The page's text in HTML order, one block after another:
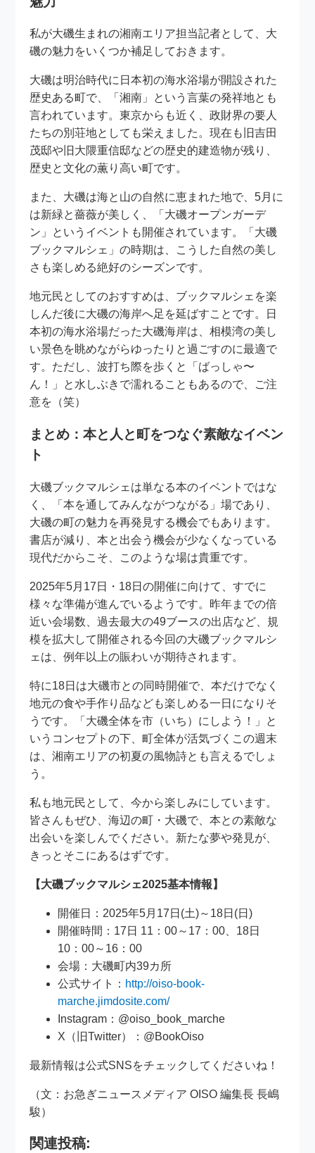
私が大磯生まれの湘南エリア担当記者として、大
磯の魅力をいくつか補足しておきます。
大磯は明治時代に日本初の海水浴場が開設された
歴史ある町で、「湘南」という言葉の発祥地とも
言われています。東京からも近く、政財界の要人
たちの別荘地としても栄えました。現在も旧吉田
茂邸や旧大隈重信邸などの歴史的建造物が残り、
歴史と文化の薫り高い町です。
また、大磯は海と山の自然に恵まれた地で、5月に
は新緑と薔薇が美しく、「大磯オープンガーデ
ン」というイベントも開催されています。「大磯
ブックマルシェ」の時期は、こうした自然の美し
さも楽しめる絶好のシーズンです。
地元民としてのおすすめは、ブックマルシェを楽
しんだ後に大磯の海岸へ足を延ばすことです。日
本初の海水浴場だった大磯海岸は、相模湾の美し
い景色を眺めながらゆったりと過ごすのに最適で
す。ただし、波打ち際を歩くと「ばっしゃ〜
ん！」と水しぶきで濡れることもあるので、ご注
意を（笑）
まとめ：本と人と町をつなぐ素敵なイベン
ト
大磯ブックマルシェは単なる本のイベントではな
く、「本を通してみんながつながる」場であり、
大磯の町の魅力を再発見する機会でもあります。
書店が減り、本と出会う機会が少なくなっている
現代だからこそ、このような場は貴重です。
2025年5月17日・18日の開催に向けて、すでに
様々な準備が進んでいるようです。昨年までの倍
近い会場数、過去最大の49ブースの出店など、規
模を拡大して開催される今回の大磯ブックマルシ
ェは、例年以上の賑わいが期待されます。
特に18日は大磯市との同時開催で、本だけでなく
地元の食や手作り品なども楽しめる一日になりそ
うです。「大磯全体を市（いち）にしよう！」と
いうコンセプトの下、町全体が活気づくこの週末
は、湘南エリアの初夏の風物詩とも言えるでしょ
う。
私も地元民として、今から楽しみにしています。
皆さんもぜひ、海辺の町・大磯で、本との素敵な
出会いを楽しんでください。新たな夢や発見が、
きっとそこにあるはずです。
【大磯ブックマルシェ2025基本情報】
開催日：2025年5月17日(土)～18日(日)
開催時間：17日 11：00～17：00、18日
10：00～16：00
会場：大磯町内39カ所
公式サイト： http://oiso-book-
marche.jimdosite.com/
Instagram：@oiso_book_marche
X（旧Twitter）：@BookOiso
最新情報は公式SNSをチェックしてくださいね！
（文：お急ぎニュースメディア OISO 編集長 長嶋
駿）
関連投稿: